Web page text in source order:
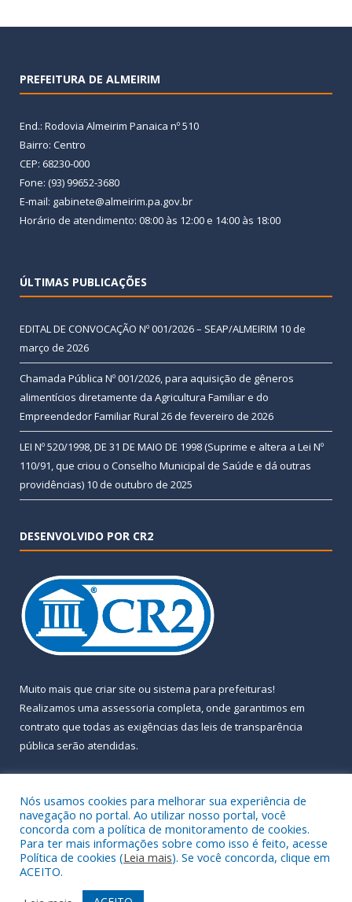
PREFEITURA DE ALMEIRIM
End.: Rodovia Almeirim Panaica nº 510
Bairro: Centro
CEP: 68230-000
Fone: (93) 99652-3680
E-mail: gabinete@almeirim.pa.gov.br
Horário de atendimento: 08:00 às 12:00 e 14:00 às 18:00
ÚLTIMAS PUBLICAÇÕES
EDITAL DE CONVOCAÇÃO Nº 001/2026 – SEAP/ALMEIRIM 10 de
março de 2026
Chamada Pública Nº 001/2026, para aquisição de gêneros
alimentícios diretamente da Agricultura Familiar e do
Empreendedor Familiar Rural 26 de fevereiro de 2026
LEI Nº 520/1998, DE 31 DE MAIO DE 1998 (Suprime e altera a Lei Nº
110/91, que criou o Conselho Municipal de Saúde e dá outras
providências) 10 de outubro de 2025
DESENVOLVIDO POR CR2
Muito mais que criar site ou sistema para prefeituras!
Realizamos uma assessoria completa, onde garantimos em
contrato que todas as exigências das leis de transparência
pública serão atendidas.
Todos os direitos reservados a Prefeitura Municipal de Almeirim.
Nós usamos cookies para melhorar sua experiência de
navegação no portal. Ao utilizar nosso portal, você
concorda com a política de monitoramento de cookies.
Para ter mais informações sobre como isso é feito, acesse
Política de cookies (Leia mais). Se você concorda, clique em
ACEITO.